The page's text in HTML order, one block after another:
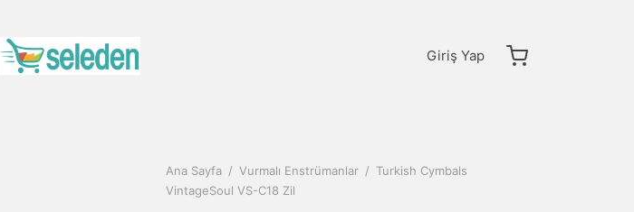
Giriş Yap
Ana Sayfa / Vurmalı Enstrümanlar / Turkish Cymbals
VintageSoul VS-C18 Zil